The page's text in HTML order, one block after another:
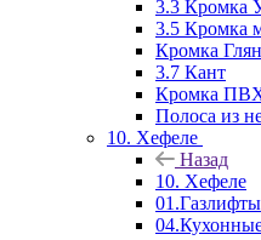
3.3 Кромка
3.5 Кромка
Кромка
3.7 Кант
Кромка
Полоса из
10. Хефеле
Назад
10. Хефеле
01.Газлифты